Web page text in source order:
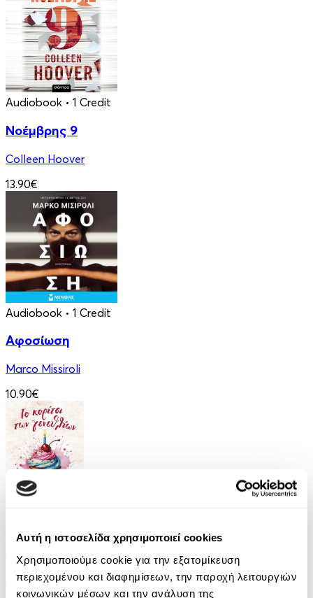
Αυτή η ιστοσελίδα χρησιμοποιεί cookies
Χρησιμοποιούμε cookie για την εξατομίκευση
περιεχομένου και διαφημίσεων, την παροχή λειτουργιών
κοινωνικών μέσων και την ανάλυση της
Audiobook • 1 Credit
Νοέμβρης 9
Colleen Hoover
13.90€
Audiobook • 1 Credit
Αφοσίωση
Marco Missiroli
10.90€
Penelope Douglas